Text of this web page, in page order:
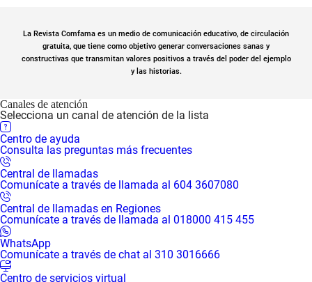
La Revista Comfama es un medio de comunicación educativo, de circulación
gratuita, que tiene como objetivo generar conversaciones sanas y
constructivas que transmitan valores positivos a través del poder del ejemplo
y las historias.
Canales de atención
Selecciona un canal de atención de la lista
Centro de ayuda
Consulta las preguntas más frecuentes
Central de llamadas
Comunícate a través de llamada al 604 3607080
Central de llamadas en Regiones
Comunícate a través de llamada al 018000 415 455
WhatsApp
Comunícate a través de chat al 310 3016666
Centro de servicios virtual